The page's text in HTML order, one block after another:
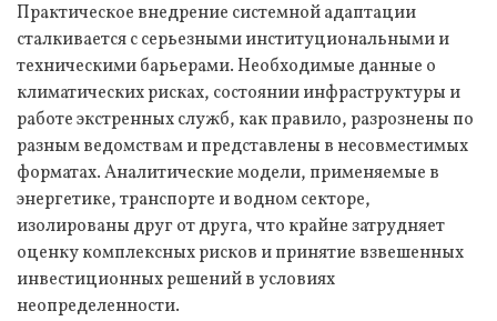
Практическое внедрение системной адаптации
сталкивается с серьезными институциональными и
техническими барьерами. Необходимые данные о
климатических рисках, состоянии инфраструктуры и
работе экстренных служб, как правило, разрознены по
разным ведомствам и представлены в несовместимых
форматах. Аналитические модели, применяемые в
энергетике, транспорте и водном секторе,
изолированы друг от друга, что крайне затрудняет
оценку комплексных рисков и принятие взвешенных
инвестиционных решений в условиях
неопределенности.